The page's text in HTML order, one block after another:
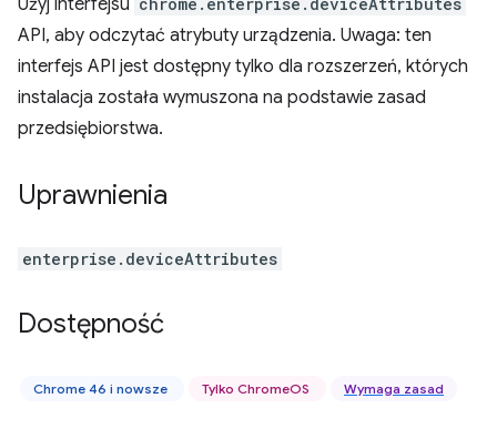
Użyj interfejsu
API, aby odczytać atrybuty urządzenia. Uwaga: ten
interfejs API jest dostępny tylko dla rozszerzeń, których
instalacja została wymuszona na podstawie zasad
przedsiębiorstwa.
Uprawnienia
enterprise.deviceAttributes
Dostępność
Chrome 46 i nowsze Tylko ChromeOS Wymaga zasad